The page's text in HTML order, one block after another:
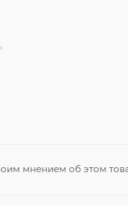
мнением об этом